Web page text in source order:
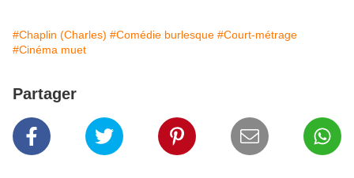
#Chaplin (Charles) #Comédie burlesque #Court-métrage
#Cinéma muet
Partager